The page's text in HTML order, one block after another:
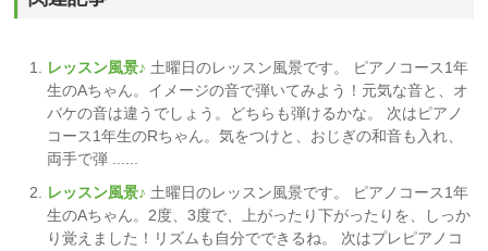
レッスン風景♪ 土曜日のレッスン風景です。 ピアノコース1年
生のAちゃん。イメージの音で弾いてみよう！元気な音と、オ
バケの音は違うでしょう。どちらも弾けるかな。 次はピアノ
コース1年生のRちゃん。気をつけと、おじぎの和音も入れ、
両手で弾 ......
レッスン風景♪ 土曜日のレッスン風景です。 ピアノコース1年
生のAちゃん。2度、3度で、上がったり下がったりを、しっか
り覚えました！リズムも自分でできるね。 次はプレピアノコ